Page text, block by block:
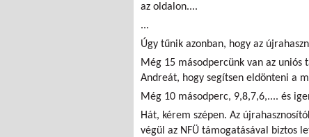
az oldalon....
...
Úgy tűnik azonban, hogy az
Még 15 másodpercünk van az
Andreát, hogy segítsen eldönteni a
Még 10 másodperc, 9,8,7,6,.... és
Hát, kérem szépen. Az
végül az NFÜ támogatásával biztos